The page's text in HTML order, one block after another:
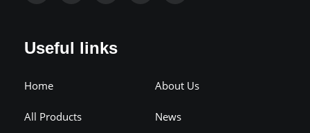
Useful links
Home About Us
All Products News